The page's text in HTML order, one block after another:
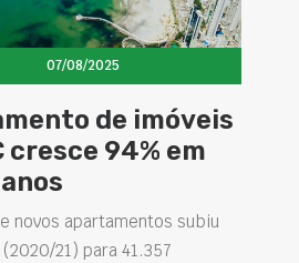
07/08/2025
de imóveis
cresce 94% em
novos apartamentos subiu
21) para 41.357